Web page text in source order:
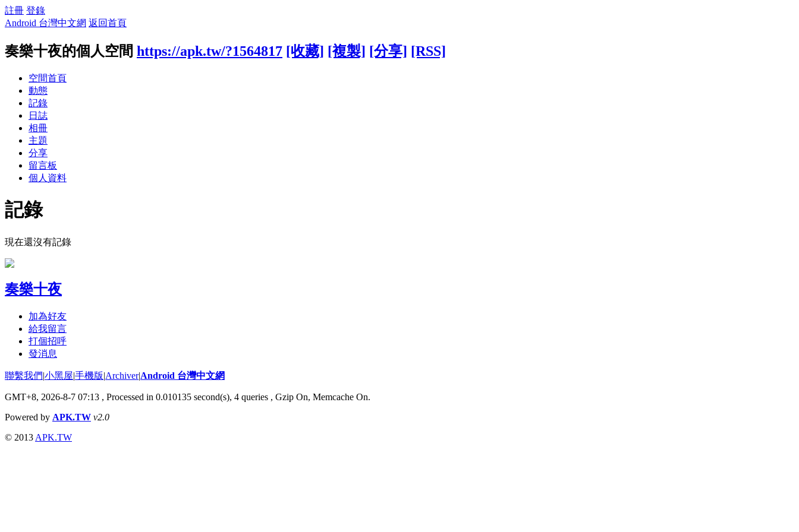
註冊 登錄
Android 台灣中文網 返回首頁
奏樂十夜的個人空間 https://apk.tw/?1564817 [收藏] [複製] [分享] [RSS]
空間首頁
動態
記錄
日誌
相冊
主題
分享
留言板
個人資料
記錄
現在還沒有記錄
奏樂十夜
加為好友
給我留言
打個招呼
發消息
聯繫我們|小黑屋|手機版|Archiver|Android 台灣中文網
GMT+8, 2026-8-7 07:13 , Processed in 0.010135 second(s), 4 queries , Gzip On, Memcache On.
Powered by APK.TW v2.0
© 2013 APK.TW